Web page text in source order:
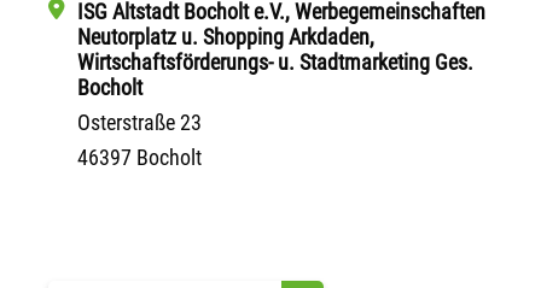
ISG Altstadt Bocholt e.V., Werbegemeinschaften
Neutorplatz u. Shopping Arkdaden,
Wirtschaftsförderungs- u. Stadtmarketing Ges.
Bocholt
Osterstraße 23
46397 Bocholt